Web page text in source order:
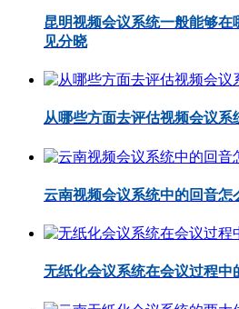
昆明视频会议系统一般能够在
见分晓
从哪些方面去评估视频会议系
云南视频会议系统中的回音怎
无纸化会议系统在会议过程中